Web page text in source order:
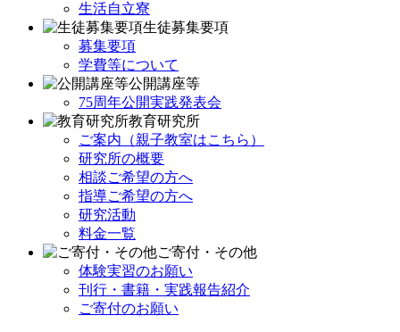
生活自立寮
生徒募集要項
募集要項
学費等について
公開講座等
75周年公開実践発表会
教育研究所
ご案内（親子教室はこちら）
研究所の概要
相談ご希望の方へ
指導ご希望の方へ
研究活動
料金一覧
ご寄付・その他
体験実習のお願い
刊行・書籍・実践報告紹介
ご寄付のお願い